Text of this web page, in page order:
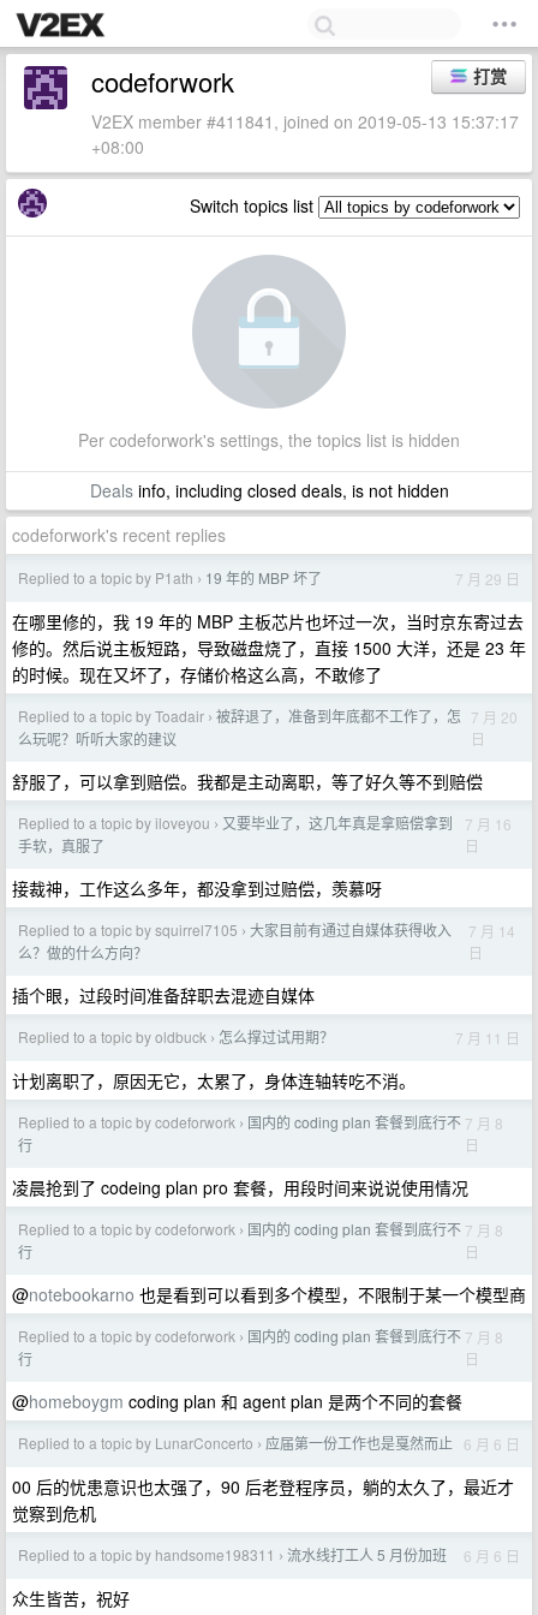
打赏
codeforwork
V2EX member #411841, joined on 2019-05-13 15:37:17
+08:00
Switch topics list
Per codeforwork's settings, the topics list is hidden
Dealsinfo, including closed deals, is not hidden
codeforwork's recent replies
Replied to a topic by P1ath › 19 年的 MBP 坏了 7 月 29 日
在哪里修的，我 19 年的 MBP 主板芯片也坏过一次，当时京东寄过去
修的。然后说主板短路，导致磁盘烧了，直接 1500 大洋，还是 23 年
的时候。现在又坏了，存储价格这么高，不敢修了
Replied to a topic by Toadair › 被辞退了，准备到年底都不工作了，怎
么玩呢？听听大家的建议
7 月 20
日
舒服了，可以拿到赔偿。我都是主动离职，等了好久等不到赔偿
Replied to a topic by iloveyou › 又要毕业了，这几年真是拿赔偿拿到
手软，真服了
7 月 16
日
接裁神，工作这么多年，都没拿到过赔偿，羡慕呀
Replied to a topic by squirrel7105 › 大家目前有通过自媒体获得收入
么？做的什么方向？
7 月 14
日
插个眼，过段时间准备辞职去混迹自媒体
Replied to a topic by oldbuck › 怎么撑过试用期？ 7 月 11 日
计划离职了，原因无它，太累了，身体连轴转吃不消。
Replied to a topic by codeforwork › 国内的 coding plan 套餐到底行不
行
7 月 8
日
凌晨抢到了 codeing plan pro 套餐，用段时间来说说使用情况
Replied to a topic by codeforwork › 国内的 coding plan 套餐到底行不
行
7 月 8
日
@notebookarno 也是看到可以看到多个模型，不限制于某一个模型商
Replied to a topic by codeforwork › 国内的 coding plan 套餐到底行不
行
7 月 8
日
@homeboygm coding plan 和 agent plan 是两个不同的套餐
Replied to a topic by LunarConcerto › 应届第一份工作也是戛然而止 6 月 6 日
00 后的忧患意识也太强了，90 后老登程序员，躺的太久了，最近才
觉察到危机
Replied to a topic by handsome198311 › 流水线打工人 5 月份加班 6 月 6 日
众生皆苦，祝好